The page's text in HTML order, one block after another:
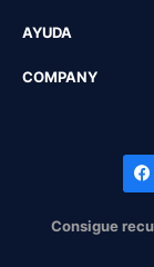
AYUDA
COMPANY
Consigue